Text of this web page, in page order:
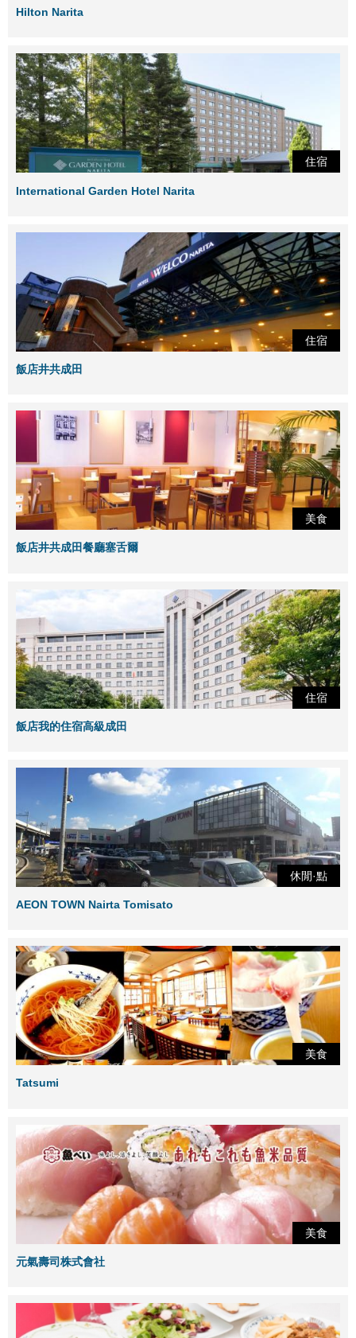
Hilton Narita
住宿
International Garden Hotel Narita
住宿
飯店井共成田
美食
飯店井共成田餐廳塞舌爾
住宿
飯店我的住宿高級成田
休閒·點
AEON TOWN Nairta Tomisato
美食
Tatsumi
美食
元氣壽司株式會社